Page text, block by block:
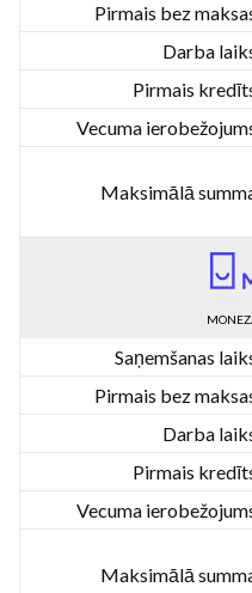
Pirmais bez
Darba
Pirmais
Vecuma
Maksimālā
Saņemšanas
Pirmais bez
Darba
Pirmais
Vecuma
Maksimālā